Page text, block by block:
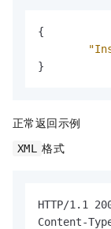
{
}
正常返回示例
XML 格式
HTTP/1.1
Content-